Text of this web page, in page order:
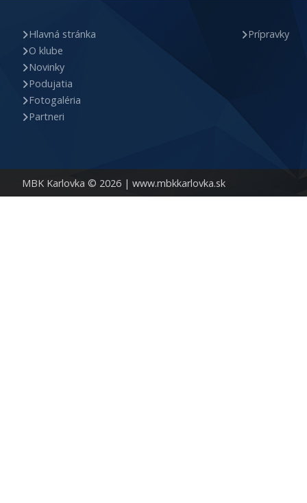
MBK Karlovka © 2026 | www.mbkkarlovka.sk
Hlavná stránka
O klube
Novinky
Podujatia
Fotogaléria
Partneri
Prípravky